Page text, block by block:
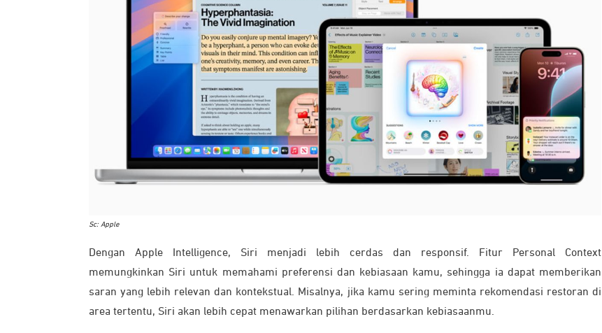
Sc: Apple
Dengan Apple Intelligence, Siri menjadi lebih cerdas dan responsif. Fitur Personal Context
memungkinkan Siri untuk memahami preferensi dan kebiasaan kamu, sehingga ia dapat memberikan
saran yang lebih relevan dan kontekstual. Misalnya, jika kamu sering meminta rekomendasi restoran di
area tertentu, Siri akan lebih cepat menawarkan pilihan berdasarkan kebiasaanmu.